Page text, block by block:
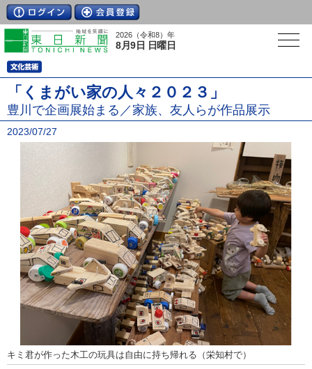
2026（令和8）年
8月9日 日曜日
「くまがい家の人々２０２３」
豊川で企画展始まる／家族、友人らが作品展示
2023/07/27
キミ君が作った木工の玩具は自由に持ち帰れる（栄知村で）